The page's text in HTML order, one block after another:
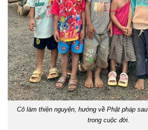
Cô làm thiện nguyện, hướng về Phật pháp
trong cuộc đời.